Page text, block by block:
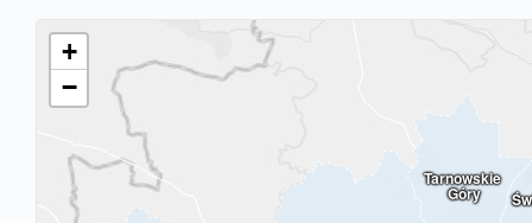
Tarnowskie
Góry
+
−